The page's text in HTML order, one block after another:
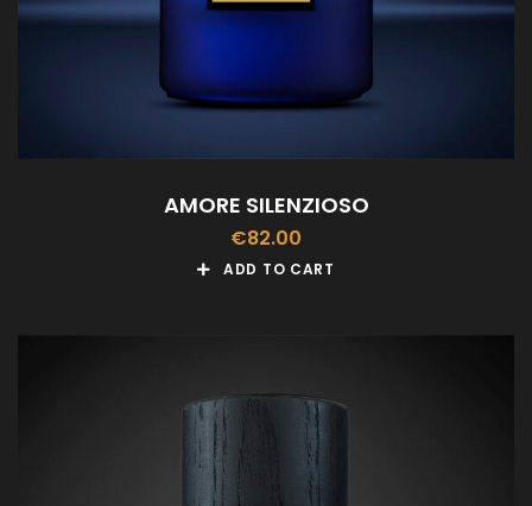
AMORE SILENZIOSO
€82.00
ADD TO CART